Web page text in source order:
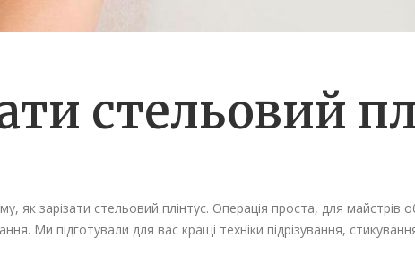
стельовий
як зарізати стельовий плінтус. Операція проста, для
Ми підготували для вас кращі техніки підрізування,